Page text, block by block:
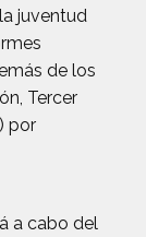
juventud
de los
Tercer
por
a cabo del